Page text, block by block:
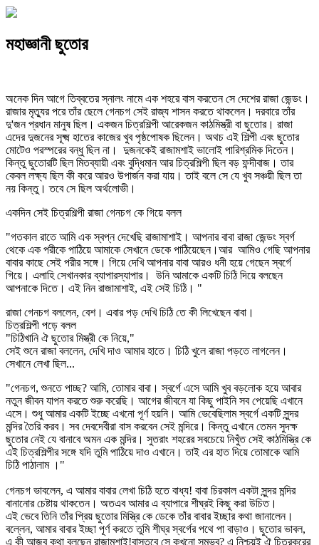
মহাজ্ঞানী ছুতোর
অনেক দিন আগে তিব্বতের স্নালং নামে এক শহরে বাস করতেন সে দেশের রাজা জেন্ডং।
রাজার মৃত্যুর পরে তাঁর ছেলে গেনচগ সেই রাজ্য শাসন করতে থাকলেন। দরবারে তাঁর
দু'জন প্রধান মানুষ ছিল। একজন চিত্রশিল্পী আরেকজন কাঠমিস্ত্রী বা ছুতোর। রাজা
এদের দুজনের সূক্ষ্ম হাতের কাজের খুব পৃষ্ঠপোষক ছিলেন। অথচ এই শিল্পী এবং ছুতোর
মোটেও পরস্পরের বন্ধু ছিল না। দুজনকেই রাজামশাই ভালোই পারিশ্রমিক দিতেন।
কিন্তু ছুতোরটি ছিল মিতব্যায়ী এবং বুদ্ধিমান আর চিত্রশিল্পী ছিল বড় ফন্দীবাজ। তার
কেবল লক্ষ্য ছিল কী করে আরও উপার্জন করা যায়। তাই বলে সে যে খুব সঞ্চয়ী ছিল তা
নয় কিন্তু। তবে সে ছিল অর্থলোভী।
একদিন সেই চিত্রশিল্পী রাজা গেনচগ কে গিয়ে বলল
"গতকাল রাতে আমি এক স্বপ্ন দেখেছি রাজামাশাই। আপনার বাবা রাজা জেন্ডং স্বর্গ
থেকে এক পরীকে পাঠিয়ে আমাকে সেখানে ডেকে পাঠিয়েছেন।আর আমিও গেছি আপনার
বাবার কাছে সেই পরীর সঙ্গে। গিয়ে দেখি আপনার বাবা আরও ধনী হয়ে গেছেন স্বর্গে
গিয়ে। এলাহি সেখানকার ব্যাপারস্যাপার। উনি আমাকে একটি চিঠি দিয়ে বলছেন
আপনাকে দিতে। এই নিন রাজামাশাই, এই সেই চিঠি। "
রাজা গেনচগ বললেন, বেশ। এবার পড় দেখি চিঠি তে কী লিখেছেন বাবা।
চিত্রশিল্পী পড়ে বলল
"চিঠিখানি ঐ ছুতোর মিস্ত্রী কে নিয়ে,"
সেই শুনে রাজা বললেন, দেখি দাও আমার হাতে। চিঠি খুলে রাজা পড়তে লাগলেন।
সেখানে লেখা ছিল...
"গেনচগ, শুনতে পাচ্ছ? আমি, তোমার বাবা। স্বর্গে এসে আমি খুব বড়লোক হয়ে আবার
নতুন জীবন যাপন করতে শুরু করেছি। আগের জীবনে যা কিছু পাইনি সব পেয়েছি এখানে
এসে। শুধু আমার একটি ইচ্ছে এখনো পূর্ণ হয়নি। আমি ভেবেছিলাম স্বর্গে একটি সুন্দর
মন্দির তৈরি করব। সব দেবদেবীরা বাস করবেন সেই মন্দিরে। কিন্তু এখানে তেমন সুদক্ষ
ছুতোর নেই যে বানাবে অমন এক মন্দির। সুতরাং শহরের সবচেয়ে নিখুঁত সেই কাঠমিস্ত্রি কে
এই চিত্রশিল্পীর সঙ্গে যদি তুমি পাঠিয়ে দাও এখানে। তাই এর হাত দিয়ে তোমাকে আমি
চিঠি পাঠালাম ।"
গেনচগ ভাবলেন, এ আমার বাবার লেখা চিঠি হতে বাধ্য! বাবা চিরকাল একটা সুন্দর মন্দির
বানানোর চেষ্টায় থাকতেন। অতএব আমার এ ব্যাপারে শীঘ্রই কিছু করা উচিত।
এই ভেবে তিনি তাঁর প্রিয় ছুতোর মিস্ত্রি কে ডেকে তাঁর বাবার ইচ্ছার কথা জানালেন।
বল্লেন, আমার বাবার ইচ্ছা পূর্ণ করতে তুমি শীঘ্র স্বর্গের পথে পা বাড়াও। ছুতোর ভাবল,
এ কী আজব কথা বলছেন রাজামশাই!বাস্তবে সে কখনো সম্ভব? এ নিশ্চয়ই ঐ চিত্রকরের